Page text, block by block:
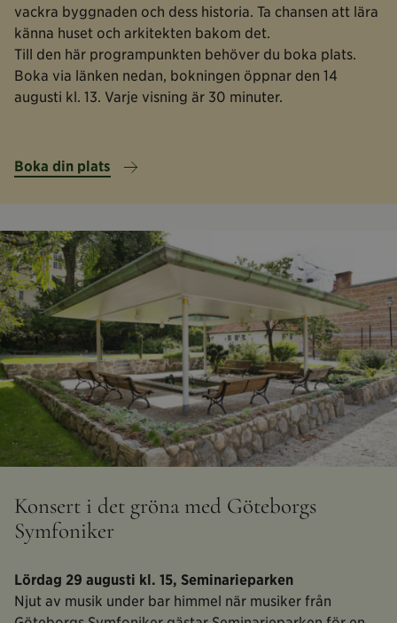
vackra byggnaden och dess historia. Ta chansen att lära
känna huset och arkitekten bakom det.
Till den här programpunkten behöver du boka plats.
Boka via länken nedan, bokningen öppnar den 14
augusti kl. 13. Varje visning är 30 minuter.
Boka din plats
Konsert i det gröna med Göteborgs
Symfoniker
Lördag 29 augusti kl. 15, Seminarieparken
Njut av musik under bar himmel när musiker från